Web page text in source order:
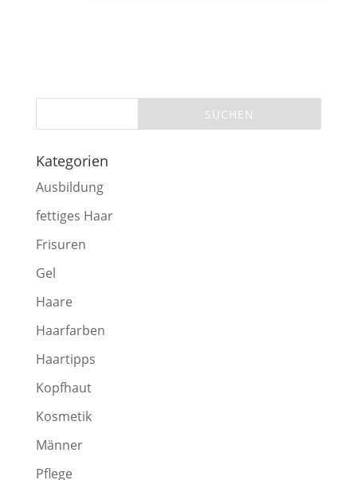
Kategorien
Ausbildung
fettiges Haar
Frisuren
Gel
Haare
Haarfarben
Haartipps
Kopfhaut
Kosmetik
Männer
Pflege